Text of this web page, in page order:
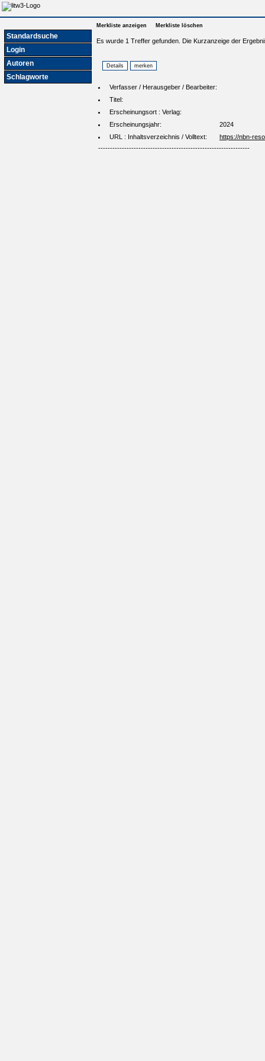
Standardsuche
Login
Autoren
Schlagworte
Merkliste anzeigen Merkliste löschen
Es wurde 1 Treffer gefunden. Die Kurzanzeige der
Verfasser / Herausgeber / Bearbeiter:
Titel:
Erscheinungsort : Verlag:
Erscheinungsjahr:
2024
URL : Inhaltsverzeichnis / Volltext:
https://nbn-
----------------------------------------------------------------